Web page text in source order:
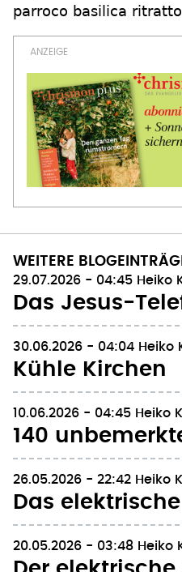
parroco basilica
WEITERE
29.07.2026 - 04:45 Heiko
Das Jesus-
30.06.2026 - 04:04 Heiko
Kühle Kirchen
10.06.2026 - 04:45 Heiko
140
26.05.2026 - 22:42 Heiko
Das
20.05.2026 - 03:48 Heiko